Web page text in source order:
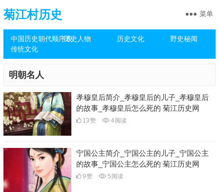
菊江村历史
中国历史朝代顺序表历史人物 历史文化
野史秘闻
传统文化
菜单
明朝名人
孝穆皇后简介_孝穆皇后的儿子_孝穆皇后
的故事_孝穆皇后怎么死的 菊江历史网
13赞 4阅读
宁国公主简介_宁国公主的儿子_宁国公主
的故事_宁国公主怎么死的 菊江历史网
9赞 5 阅读